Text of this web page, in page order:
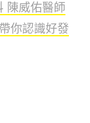
陳威佑醫師
你認識好發